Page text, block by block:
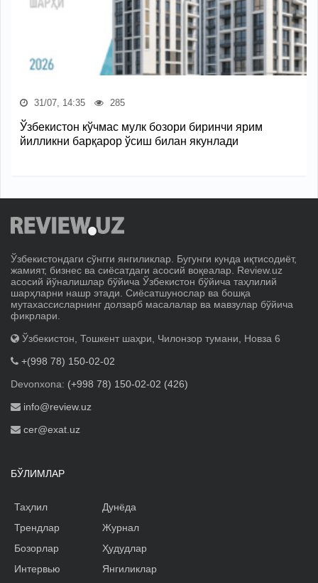
31/07, 14:35 285
Ўзбекистон кўчмас мулк бозори биринчи ярим
йилликни барқарор ўсиш билан якунлади
Ўзбекистондаги сўнгги янгиликлар. Бугунги кунда иқтисодиёт,
жамият, бизнес ва сиёсатдаги асосий воқеалар. Review.uz
асосий йўналишлар бўйича Ўзбекистон бўйича таҳлилий
шарҳларни нашр этади. Сиёсатшунослар ва бошқа
мутахассисларнинг долзарб масалалар ва мавзулар бўйича
фикрлари.
Ўзбекистон, Тошкент шаҳри, Чилонзор тумани, Новза 6
+(998 78) 150-02-02
Devonxona: (+998 78) 150-02-02 (426)
info@review.uz
cer@exat.uz
БЎЛИМЛАР
Таҳлил
Трендлар
Бозорлар
Интервью
Дунёда
Журнал
Ҳудудлар
Янгиликлар